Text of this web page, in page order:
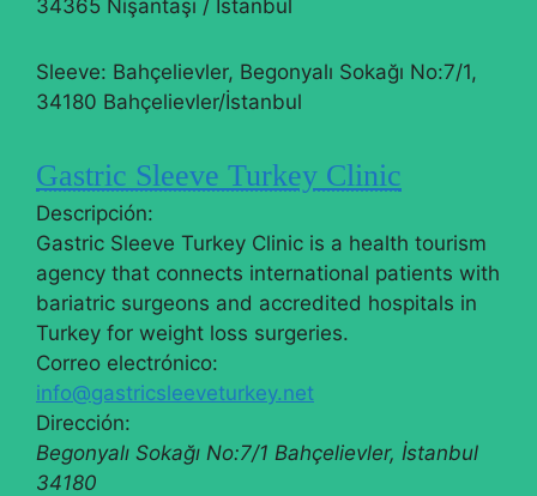
34365 Nişantaşı / İstanbul
Sleeve: Bahçelievler, Begonyalı Sokağı No:7/1,
34180 Bahçelievler/İstanbul
Gastric Sleeve Turkey Clinic
Descripción:
Gastric Sleeve Turkey Clinic is a health tourism
agency that connects international patients with
bariatric surgeons and accredited hospitals in
Turkey for weight loss surgeries.
Correo electrónico:
info@gastricsleeveturkey.net
Dirección:
Begonyalı Sokağı No:7/1 Bahçelievler, İstanbul
34180